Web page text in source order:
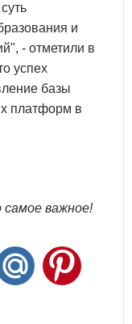
и
- отметили в
успех
базы
платформ в
самое важное!